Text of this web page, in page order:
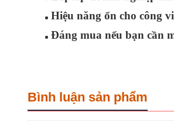
Hiệu năng ổn cho công
Đáng mua nếu bạn cần
Bình luận sản phẩm